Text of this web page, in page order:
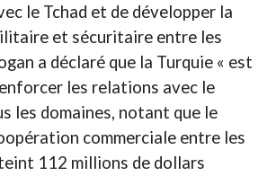
le Tchad et de développer la
et sécuritaire entre les
a déclaré que la Turquie « est
les relations avec le
les domaines, notant que le
commerciale entre les
112 millions de dollars